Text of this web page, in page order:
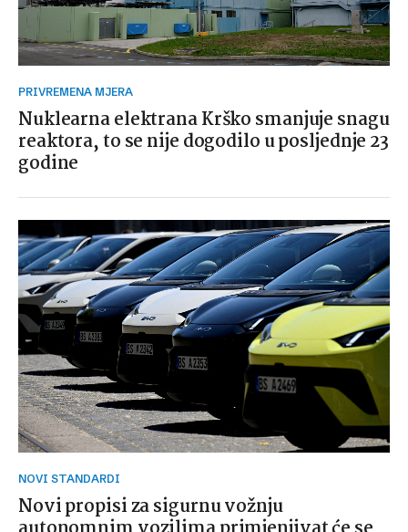
PRIVREMENA MJERA
Nuklearna elektrana Krško smanjuje snagu
reaktora, to se nije dogodilo u posljednje 23
godine
NOVI STANDARDI
Novi propisi za sigurnu vožnju